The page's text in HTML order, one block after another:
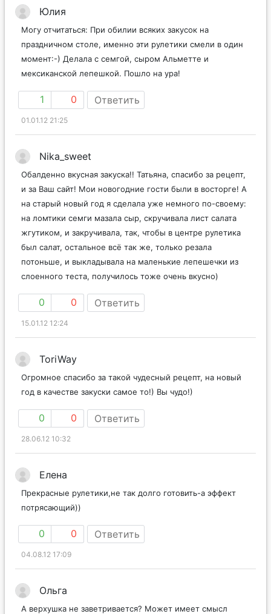
Юлия
Могу отчитаться: При обилии всяких закусок на
праздничном столе, именно эти рулетики смели в один
момент:-) Делала с семгой, сыром Альметте и
мексиканской лепешкой. Пошло на ура!
1 0 Ответить
01.01.12 21:25
Nika_sweet
Обалденно вкусная закуска!! Татьяна, спасибо за рецепт,
и за Ваш сайт! Мои новогодние гости были в восторге! А
на старый новый год я сделала уже немного по-своему:
на ломтики семги мазала сыр, скручивала лист салата
жгутиком, и закручивала, так, чтобы в центре рулетика
был салат, остальное всё так же, только резала
потоньше, и выкладывала на маленькие лепешечки из
слоенного теста, получилось тоже очень вкусно)
0 0 Ответить
15.01.12 12:24
ToriWay
Огромное спасибо за такой чудесный рецепт, на новый
год в качестве закуски самое то!) Вы чудо!)
0 0 Ответить
28.06.12 10:32
Елена
Прекрасные рулетики,не так долго готовить-а эффект
потрясающий))
0 0 Ответить
04.08.12 17:09
Ольга
А верхушка не заветривается? Может имеет смысл